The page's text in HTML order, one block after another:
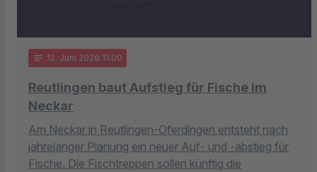
notes 12. Juni 2026 11:00
Reutlingen baut Aufstieg für Fische im
Neckar
Am Neckar in Reutlingen-Oferdingen entsteht nach
jahrelanger Planung ein neuer Auf- und -abstieg für
Fische. Die Fischtreppen sollen künftig die